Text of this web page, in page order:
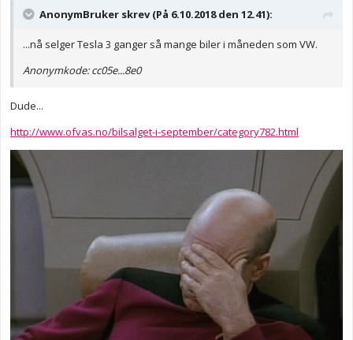
AnonymBruker skrev (På 6.10.2018 den 12.41):
...nå selger Tesla 3 ganger så mange biler i måneden som VW.
Anonymkode: cc05e...8e0
Dude...
http://www.ofvas.no/bilsalget-i-september/category782.html